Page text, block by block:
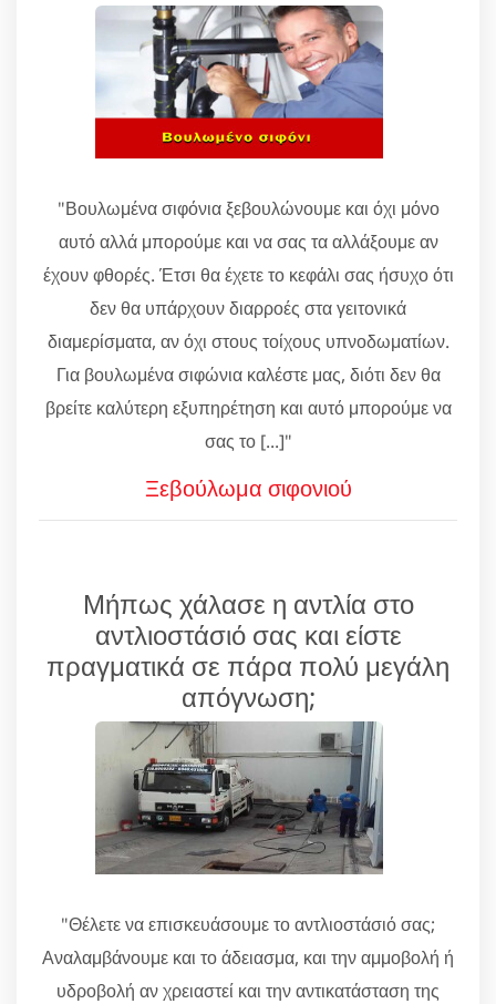
"Βουλωμένα σιφόνια ξεβουλώνουμε και όχι μόνο
αυτό αλλά μπορούμε και να σας τα αλλάξουμε αν
έχουν φθορές. Έτσι θα έχετε το κεφάλι σας ήσυχο ότι
δεν θα υπάρχουν διαρροές στα γειτονικά
διαμερίσματα, αν όχι στους τοίχους υπνοδωματίων.
Για βουλωμένα σιφώνια καλέστε μας, διότι δεν θα
βρείτε καλύτερη εξυπηρέτηση και αυτό μπορούμε να
σας το [...]"
Ξεβούλωμα σιφονιού
Μήπως χάλασε η αντλία στο
αντλιοστάσιό σας και είστε
πραγματικά σε πάρα πολύ μεγάλη
απόγνωση;
"Θέλετε να επισκευάσουμε το αντλιοστάσιό σας;
Αναλαμβάνουμε και το άδειασμα, και την αμμοβολή ή
υδροβολή αν χρειαστεί και την αντικατάσταση της